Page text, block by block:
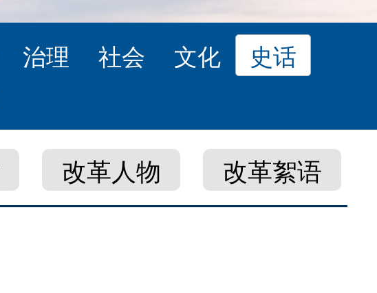
治理 社会 文化
史话
改革人物 改革絮语